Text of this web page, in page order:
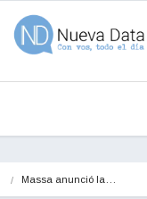
Massa anunció la…